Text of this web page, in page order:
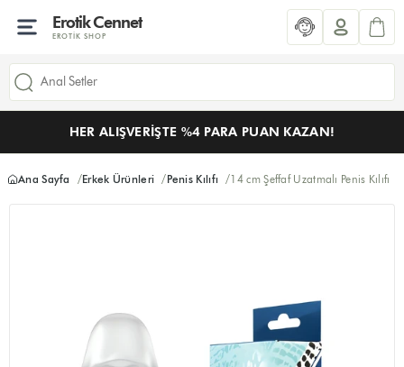
Erotik Cennet
EROTIK SHOP
HER ALIŞVERIŞTE %4 PARA PUAN KAZAN!
Ana Sayfa Erkek Ürünleri Penis Kılıfı 14 cm Şeffaf Uzatmalı Penis Kılıfı